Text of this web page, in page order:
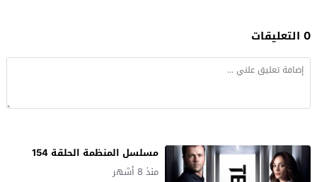
0 التعليقات
مسلسل المنظمة الحلقة 154
منذ 8 أشهر